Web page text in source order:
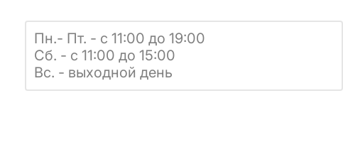
Пн.- Пт. - с 11:00 до 19:00
Сб. - с 11:00 до 15:00
Вс. - выходной день